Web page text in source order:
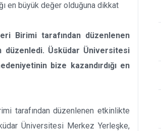
en büyük değer olduğuna dikkat
Birimi tarafından düzenlenen
düzenledi. Üsküdar Üniversitesi
bize kazandırdığı en
tarafından düzenlenen etkinlikte
Üniversitesi Merkez Yerleşke,